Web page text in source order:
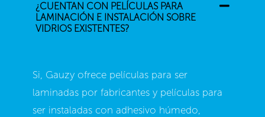
¿CUENTAN CON PELÍCULAS PARA
LAMINACIÓN E INSTALACIÓN SOBRE
VIDRIOS EXISTENTES?
Si, Gauzy ofrece películas para ser
laminadas por fabricantes y películas para
ser instaladas con adhesivo húmedo,